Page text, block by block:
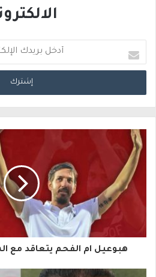
د
خ
ا
هبوعيل ام الفحم يتعاقد مع